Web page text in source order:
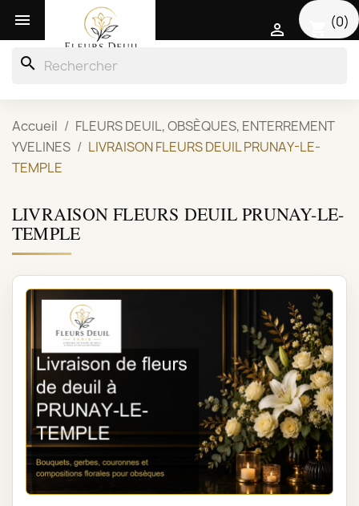
 (0)

search
Accueil
FLEURS DEUIL, OBSÈQUES, ENTERREMENT
YVELINES
LIVRAISON FLEURS DEUIL PRUNAY-LE-
TEMPLE
LIVRAISON FLEURS DEUIL PRUNAY-LE-
TEMPLE